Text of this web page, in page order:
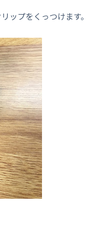
ップをくっつけます。